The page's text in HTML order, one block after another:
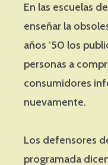
En las escuelas
enseñar la
años ’50 los
personas a
consumidores
nuevamente.
Los defensores
programada